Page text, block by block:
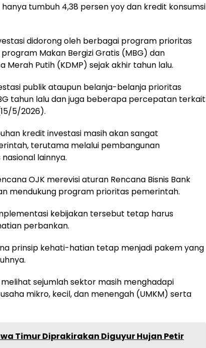
tumbuh 4,38 persen yoy dan kredit konsumsi
didorong oleh berbagai program prioritas
Makan Bergizi Gratis (MBG) dan
Putih (KDMP) sejak akhir tahun lalu.
publik ataupun belanja-belanja prioritas
tahun lalu dan juga beberapa percepatan terkait
5/2026).
kredit investasi masih akan sangat
terutama melalui pembangunan
lainnya.
OJK merevisi aturan Rencana Bisnis Bank
mendukung program prioritas pemerintah.
kebijakan tersebut tetap harus
perbankan.
prinsip kehati-hatian tetap menjadi pakem yang
sejumlah sektor masih menghadapi
mikro, kecil, dan menengah (UMKM) serta
Timur Diprakirakan Diguyur Hujan Petir